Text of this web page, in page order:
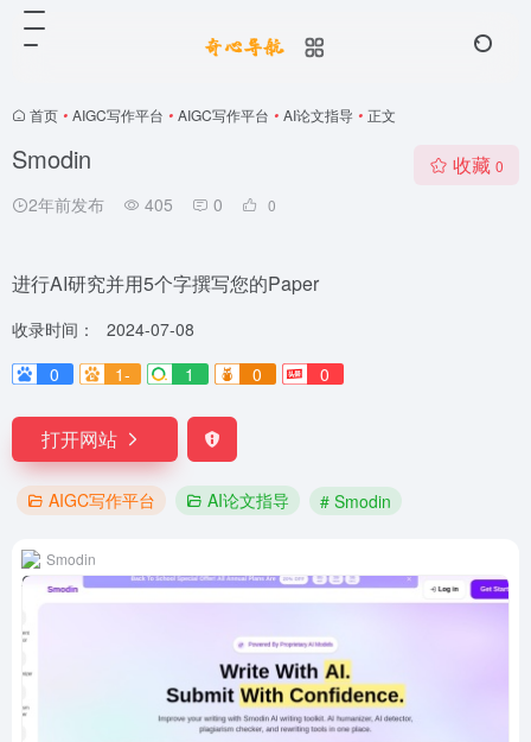
首页 • AIGC写作平台 • AIGC写作平台 • AI论文指导 • 正文
Smodin
2年前发布 405 0 0
收藏 0
进行AI研究并用5个字撰写您的Paper
收录时间：
2024-07-08
0
1- 1 0 0
打开网站
AIGC写作平台 AI论文指导 # Smodin
Smodin